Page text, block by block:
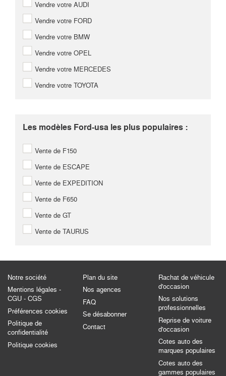
Vendre votre AUDI
Vendre votre FORD
Vendre votre BMW
Vendre votre OPEL
Vendre votre MERCEDES
Vendre votre TOYOTA
Les modèles Ford-usa les plus populaires :
Vente de F150
Vente de ESCAPE
Vente de EXPEDITION
Vente de F650
Vente de GT
Vente de TAURUS
Notre société
Mentions légales -
CGU - CGS
Préférences cookies
Politique de
confidentialité
Politique cookies
Plan du site
Nos agences
FAQ
Se désabonner
Contact
Rachat de véhicule
d'occasion
Nos solutions
professionnelles
Reprise de voiture
d'occasion
Cotes auto des
marques populaires
Cotes auto des
gammes populaires